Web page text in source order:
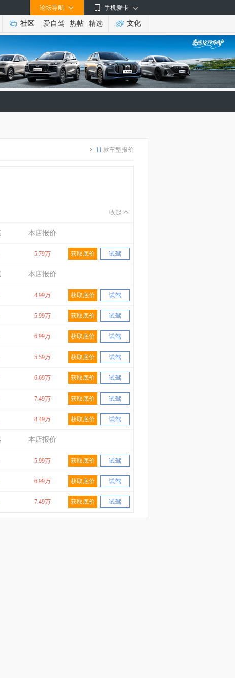
手机爱卡
论坛导航
社区 爱自驾 热帖 精选 文化
11 款车型报价
收起
本店报价
5.79万 获取底价 试驾
本店报价
4.99万 获取底价 试驾
5.99万 获取底价 试驾
6.99万 获取底价 试驾
5.59万 获取底价 试驾
6.69万 获取底价 试驾
7.49万 获取底价 试驾
8.49万 获取底价 试驾
本店报价
5.99万 获取底价 试驾
6.99万 获取底价 试驾
7.49万 获取底价 试驾